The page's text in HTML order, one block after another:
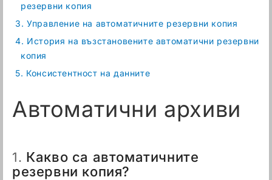
резервни копия
3. Управление на автоматичните резервни копия
4. История на възстановените автоматични резервни
копия
5. Консистентност на данните
Автоматични архиви
1. Какво са автоматичните
резервни копия?